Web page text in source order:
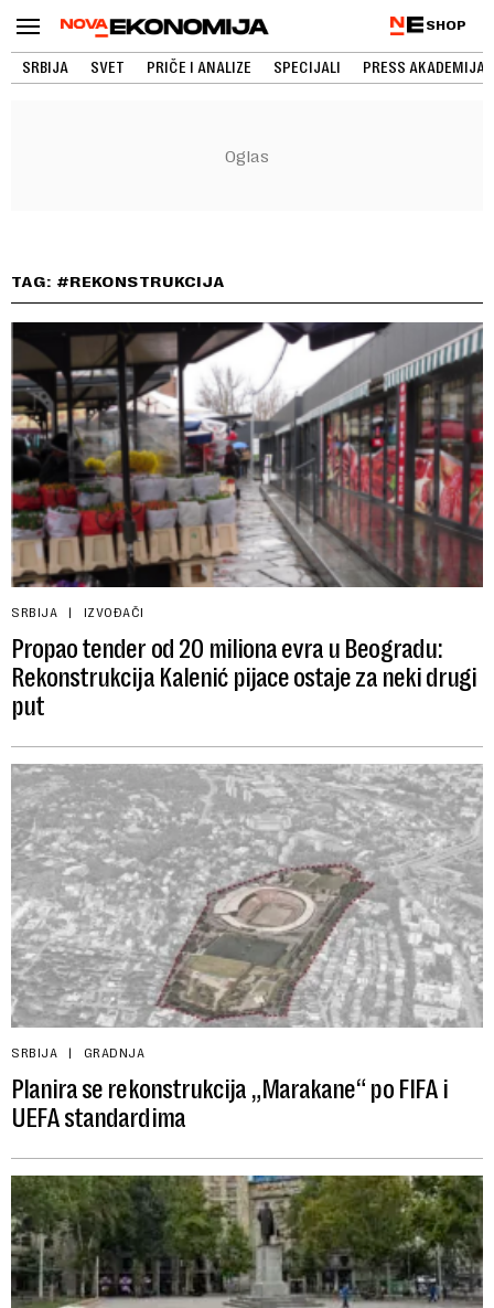
SHOP
SRBIJA SVET PRIČE I ANALIZE SPECIJALI PRESS AKADEMIJA
TAG: #REKONSTRUKCIJA
SRBIJA IZVOĐAČI
Propao tender od 20 miliona evra u Beogradu:
Rekonstrukcija Kalenić pijace ostaje za neki drugi
put
SRBIJA GRADNJA
Planira se rekonstrukcija „Marakane“ po FIFA i
UEFA standardima